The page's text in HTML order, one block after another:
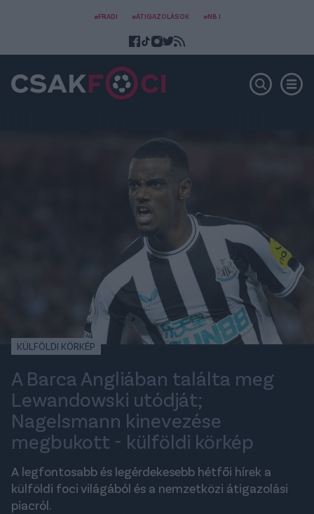
#FRADI #ÁTIGAZOLÁSOK #NB I
KÜLFÖLDI KÖRKÉP
A Barca Angliában találta meg
Lewandowski utódját;
Nagelsmann kinevezése
megbukott - külföldi körkép
A legfontosabb és legérdekesebb hétfői hírek a
külföldi foci világából és a nemzetközi átigazolási
piacról.